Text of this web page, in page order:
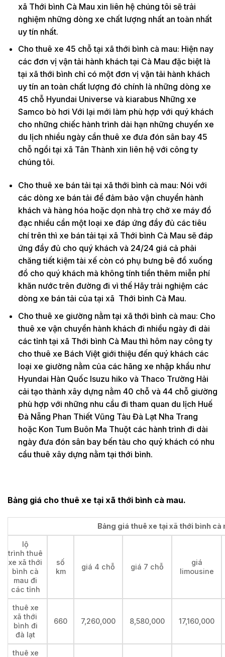
xã Thới bình Cà Mau xin liên hệ chúng tôi sẽ trải
nghiệm những dòng xe chất lượng nhất an toàn nhất
uy tín nhất.
Cho thuê xe 45 chỗ tại xã thới bình cà mau: Hiện nay
các đơn vị vận tải hành khách tại Cà Mau đặc biệt là
tại xã thới bình chỉ có một đơn vị vận tải hành khách
uy tín an toàn chất lượng đó chính là những dòng xe
45 chỗ Hyundai Universe và kiarabus Những xe
Samco bò hơi Với lại mới làm phù hợp với quý khách
cho những chiếc hành trình dài hạn những chuyến xe
du lịch nhiều ngày cần thuê xe đưa đón sân bay 45
chỗ ngồi tại xã Tân Thành xin liên hệ với công ty
chúng tôi.
Cho thuê xe bán tải tại xã thới bình cà mau: Nói với
các dòng xe bán tải để đảm bảo vận chuyển hành
khách và hàng hóa hoặc dọn nhà trọ chở xe máy đồ
đạc nhiều cần một loại xe đáp ứng đầy đủ các tiêu
chí trên thì xe bán tải tại xã Thới bình Cà Mau sẽ đáp
ứng đầy đủ cho quý khách và 24/24 giá cả phải
chăng tiết kiệm tài xế còn có phụ bưng bê đồ xuống
đồ cho quý khách mà không tính tiền thêm miễn phí
khăn nước trên đường đi vì thế Hãy trải nghiệm các
dòng xe bán tải của tại xã Thới bình Cà Mau.
Cho thuê xe giường nằm tại xã thới bình cà mau: Cho
thuê xe vận chuyển hành khách đi nhiều ngày đi dài
các tỉnh tại xã Thới bình Cà Mau thì hôm nay công ty
cho thuê xe Bách Việt giới thiệu đến quý khách các
loại xe giường nằm của các hãng xe nhập khẩu như
Hyundai Hàn Quốc Isuzu hiko và Thaco Trường Hải
cải tạo thành xây dựng nằm 40 chỗ và 44 chỗ giường
phù hợp với những nhu cầu đi tham quan du lịch Huế
Đà Nẵng Phan Thiết Vũng Tàu Đà Lạt Nha Trang
hoặc Kon Tum Buôn Ma Thuột các hành trình đi dài
ngày đưa đón sân bay bến tàu cho quý khách có nhu
cầu thuê xây dựng nằm tại thới bình.
Bảng giá cho thuê xe tại xã thới bình cà mau.
Bảng giá thuê xe tại xã thới bình cà
lộ
trình thuê
xe xã thới
bình cà
mau đi
các tỉnh
số
km
giá 4 chỗ giá 7 chỗ
giá
limousine
thuê xe
xã thới
bình đi
đà lạt
660 7,260,000 8,580,000 17,160,000
thuê xe